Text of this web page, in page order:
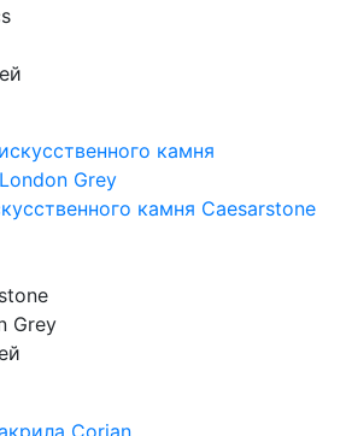
камня Caesarstone
Grey